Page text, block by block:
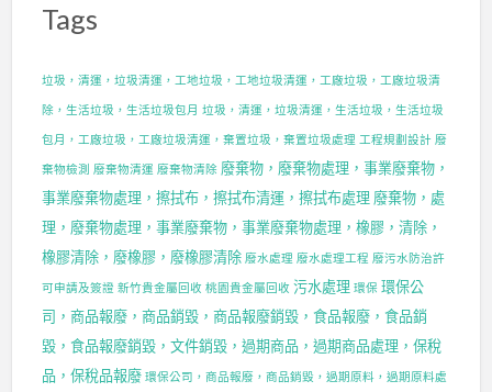
Tags
垃圾，清運，垃圾清運，工地垃圾，工地垃圾清運，工廠垃圾，工廠垃圾清
除，生活垃圾，生活垃圾包月 垃圾，清運，垃圾清運，生活垃圾，生活垃圾
包月，工廠垃圾，工廠垃圾清運，棄置垃圾，棄置垃圾處理 工程規劃設計 廢
棄物檢測 廢棄物清運 廢棄物清除 廢棄物，廢棄物處理，事業廢棄物，
事業廢棄物處理，擦拭布，擦拭布清運，擦拭布處理 廢棄物，處
理，廢棄物處理，事業廢棄物，事業廢棄物處理，橡膠，清除，
橡膠清除，廢橡膠，廢橡膠清除 廢水處理 廢水處理工程 廢污水防治許
可申請及簽證 新竹貴金屬回收 桃園貴金屬回收 污水處理 環保 環保公
司，商品報廢，商品銷毀，商品報廢銷毀，食品報廢，食品銷
毀，食品報廢銷毀，文件銷毀，過期商品，過期商品處理，保稅
品，保稅品報廢 環保公司，商品報廢，商品銷毀，過期原料，過期原料處